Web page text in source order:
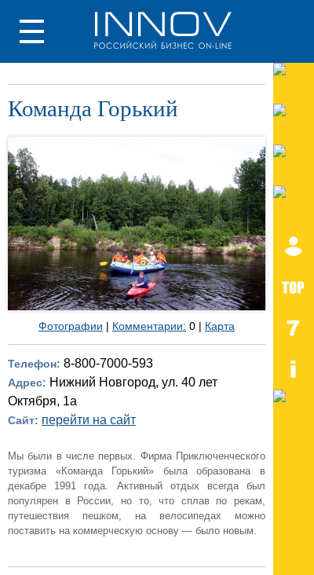
Команда Горький
Фотографии | Комментарии: 0 | Карта
Телефон: 8-800-7000-593
Адрес: Нижний Новгород, ул. 40 лет
Октября, 1а
Сайт: перейти на сайт
Мы были в числе первых. Фирма Приключенческого
туризма «Команда Горький» была образована в
декабре 1991 года. Активный отдых всегда был
популярен в России, но то, что сплав по рекам,
путешествия пешком, на велосипедах можно
поставить на коммерческую основу — было новым.